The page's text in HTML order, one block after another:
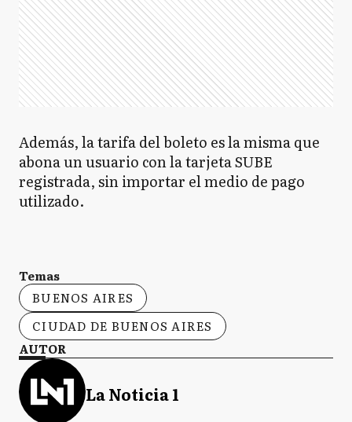
Además, la tarifa del boleto es la misma que
abona un usuario con la tarjeta SUBE
registrada, sin importar el medio de pago
utilizado.
Temas
BUENOS AIRES
CIUDAD DE BUENOS AIRES
AUTOR
La Noticia 1